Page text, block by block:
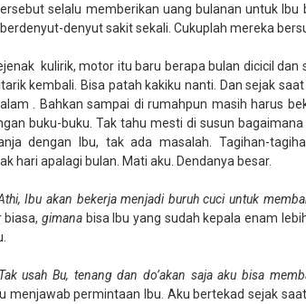
selalu memberikan uang bulanan untuk Ibu
denyut sakit sekali. Cukuplah mereka
kulirik, motor itu baru berapa bulan dicicil
kembali. Bisa patah kakiku nanti. Dan sejak
. Bahkan sampai di rumahpun masih harus
buku-buku. Tak tahu mesti di susun
dengan Ibu, tak ada masalah. Tagihan-
hari apalagi bulan. Mati aku. Dendanya besar.
Ibu akan bekerja menjadi buruh cuci untuk
biasa,gimana bisa Ibu yang sudah kepala enam
usah Bu, tenang dan do’akan saja aku bisa
menjawab permintaan Ibu. Aku bertekad sejak